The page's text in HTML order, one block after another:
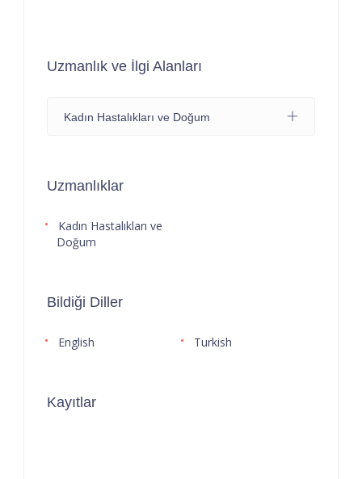
Uzmanlık ve İlgi Alanları
Kadın Hastalıkları ve Doğum
Uzmanlıklar
Kadın Hastalıkları ve
Doğum
Bildiği Diller
English Turkish
Kayıtlar